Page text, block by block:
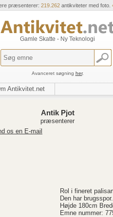
præsenterer: 219.262antikviteter med foto.
Gamle Skatte - Ny Teknologi
Avanceret søgning her.
Antikvitet.net
Antik Pjot
præsenterer
os en E-mail
Rol i fineret
Den har brugsspor.
Højde 180cm
Emne nummer: